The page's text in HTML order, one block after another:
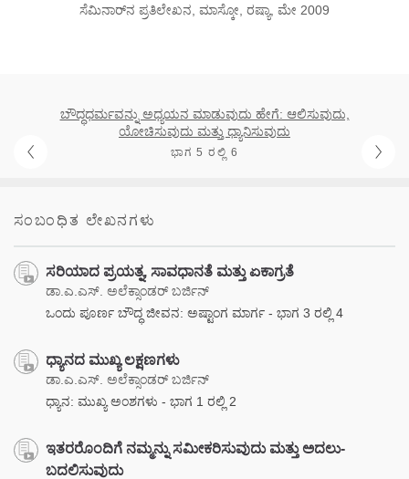
ಸೆಮಿನಾರ್‌ನ ಪ್ರತಿಲೇಖನ, ಮಾಸ್ಕೋ, ರಷ್ಯಾ, ಮೇ 2009
ಬೌದ್ಧಧರ್ಮವನ್ನು ಅಧ್ಯಯನ ಮಾಡುವುದು ಹೇಗೆ: ಆಲಿಸುವುದು,
ಯೋಚಿಸುವುದು ಮತ್ತು ಧ್ಯಾನಿಸುವುದು
ಭಾಗ 5 ರಲ್ಲಿ 6
ಸಂಬಂಧಿತ ಲೇಖನಗಳು
ಸರಿಯಾದ ಪ್ರಯತ್ನ, ಸಾವಧಾನತೆ ಮತ್ತು ಏಕಾಗ್ರತೆ
ಡಾ.ಎ.ಎಸ್. ಅಲೆಕ್ಸಾಂಡರ್ ಬರ್ಜಿನ್
ಒಂದು ಪೂರ್ಣ ಬೌದ್ಧ ಜೀವನ: ಅಷ್ಟಾಂಗ ಮಾರ್ಗ - ಭಾಗ 3 ರಲ್ಲಿ 4
ಧ್ಯಾನದ ಮುಖ್ಯ ಲಕ್ಷಣಗಳು
ಡಾ.ಎ.ಎಸ್. ಅಲೆಕ್ಸಾಂಡರ್ ಬರ್ಜಿನ್
ಧ್ಯಾನ: ಮುಖ್ಯ ಅಂಶಗಳು - ಭಾಗ 1 ರಲ್ಲಿ 2
ಇತರರೊಂದಿಗೆ ನಮ್ಮನ್ನು ಸಮೀಕರಿಸುವುದು ಮತ್ತು ಅದಲು-
ಬದಲಿಸುವುದು